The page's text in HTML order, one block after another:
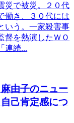
災で被災。２０代
働き、３０代には
いう。一家殺害事
督を熱演したＷＯ
連続...
由子のニュー
己肯定感につ